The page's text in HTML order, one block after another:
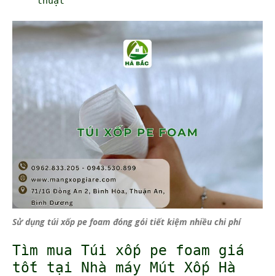
Sử dụng túi xốp pe foam đóng gói tiết kiệm nhiều chi phí
Tìm mua Túi xốp pe foam giá
tốt tại Nhà máy Mút Xốp Hà